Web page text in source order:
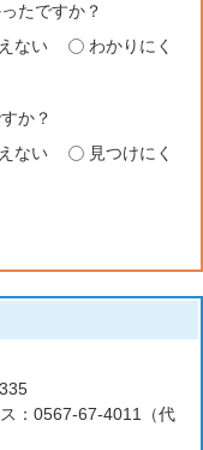
たですか？
ない
わかりにく
か？
ない
見つけにく
：0567-67-4011（代